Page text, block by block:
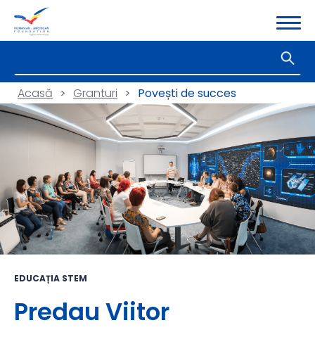
Acasă > Granturi > Povești de succes
EDUCAȚIA STEM
Predau Viitor